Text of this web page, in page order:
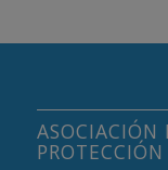
ASOCIACIÓN